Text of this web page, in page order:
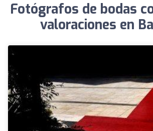
Fotógrafos de bodas
valoraciones en